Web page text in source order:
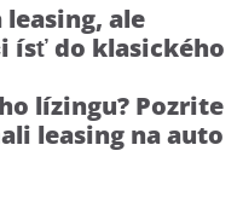
ale
ísť do klasického
lízingu? Pozrite
leasing na auto